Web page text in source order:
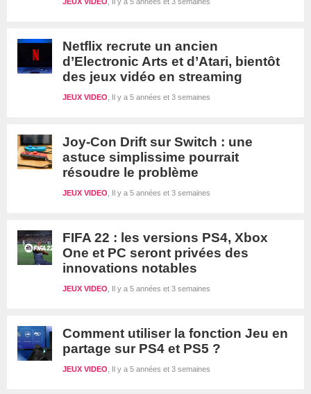
Netflix recrute un ancien
d’Electronic Arts et d’Atari, bientôt
des jeux vidéo en streaming
Il y a 5 années et 3 semaines
JEUX VIDEO
Joy-Con Drift sur Switch : une
astuce simplissime pourrait
résoudre le problème
Il y a 5 années et 3 semaines
JEUX VIDEO
FIFA 22 : les versions PS4, Xbox
One et PC seront privées des
innovations notables
Il y a 5 années et 3 semaines
JEUX VIDEO
Comment utiliser la fonction Jeu en
partage sur PS4 et PS5 ?
Il y a 5 années et 3 semaines
JEUX VIDEO